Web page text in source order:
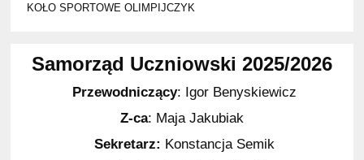
KOŁO SPORTOWE OLIMPIJCZYK
Samorząd Uczniowski 2025/2026
Przewodniczący: Igor Benyskiewicz
Z-ca: Maja Jakubiak
Sekretarz: Konstancja Semik